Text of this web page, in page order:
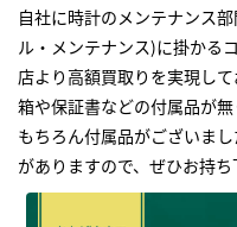
自社に時計のメンテナンス
ル・メンテナンス)に掛かる
店より高額買取りを実現して
箱や保証書などの付属品が無
もちろん付属品がございま
がありますので、ぜひお持ち